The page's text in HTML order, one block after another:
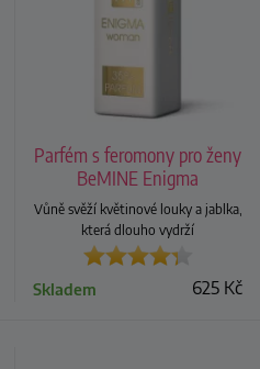
Parfém s feromony pro ženy
BeMINE Enigma
Vůně svěží květinové louky a jablka,
která dlouho vydrží
625 Kč
Skladem